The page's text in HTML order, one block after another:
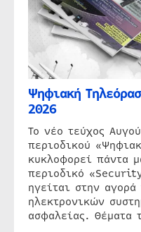
Ψηφιακή
2026
Το νέο τεύχος
περιοδικού
κυκλοφορεί πάντα
περιοδικό
ηγείται στην
ηλεκτρονικών
ασφαλείας. Θέματα